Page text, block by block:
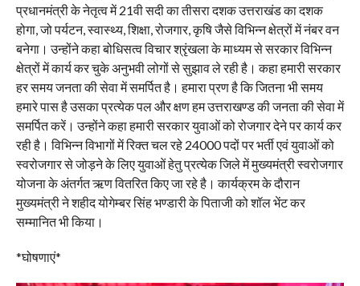
प्रधानमंत्री के नेतृत्व में 21वी सदी का तीसरा दशक उत्तराखंड का दशक
होगा, जो पर्यटन, स्वास्थ्य, शिक्षा, रोजगार, कृषि जैसे विभिन्न क्षेत्रों में नंबर वन
बनेगा। उन्होंने कहा बोधिसत्व विचार श्रृंखला के माध्यम से सरकार विभिन्न
क्षेत्रों में कार्य कर चुके अनुभवी लोगों से सुझाव ले रही है। कहा हमारी सरकार
हर समय जनता की सेवा में समर्पित है। हमारा प्रण है कि जितना भी समय
हमारे पास है उसका प्रत्येक पल और क्षण हम उत्तराखण्ड की जनता की सेवा में
समर्पित करें। उन्होंने कहा हमारी सरकार युवाओं को रोजगार देने पर कार्य कर
रही है। विभिन्न विभागों में रिक्त चल रहे 24000 पदों पर भर्ती एवं युवाओं को
स्वरोजगार से जोड़ने के लिए युवाओं हेतु प्रत्येक जिले में मुख्यमंत्री स्वरोजगार
योजना के अंतर्गत ऋण वितरित किए जा रहे है। कार्यक्रम के दौरान
मुख्यमंत्री ने शहीद योगेम्बर सिंह भण्डारी के पिताजी को शॉल भेंट कर
सम्मानित भी किया।
*घोषणाएं*